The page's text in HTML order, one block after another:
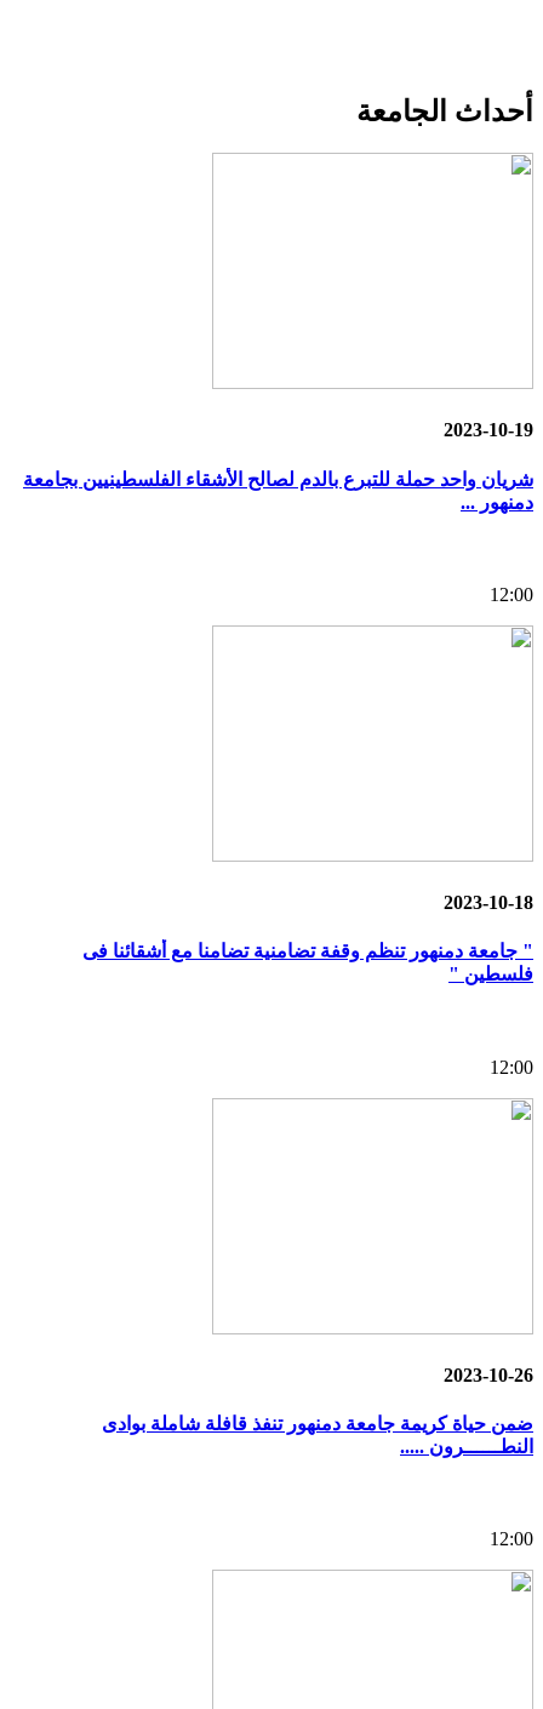
أحداث الجامعة
2023-10-19
شريان واحد حملة للتبرع بالدم لصالح الأشقاء الفلسطينيين بجامعة
دمنهور ...
12:00
2023-10-18
" جامعة دمنهور تنظم وقفة تضامنية تضامنا مع أشقائنا فى
فلسطين "
12:00
2023-10-26
ضمن حياة كريمة جامعة دمنهور تنفذ قافلة شاملة بوادى
النطــــــرون .....
12:00